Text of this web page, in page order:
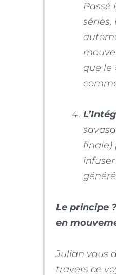
Passé
séries,
que le
finale)
infuser
Le principe
en
Julian vous
travers ce